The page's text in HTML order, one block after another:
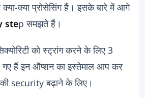
क्या प्रोसेसिंग हैं। इसके बारे में आगे
step समझते हैं।
को स्ट्रांग करने के लिए 3
गए हैं इन ऑप्शन का इस्तेमाल आप कर
security बढ़ाने के लिए।